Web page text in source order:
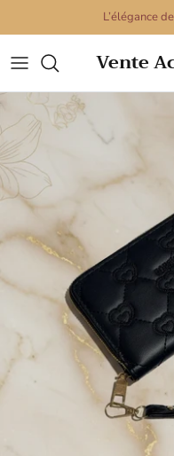
au
contenu
L’élégance
Vente
Sacs à main
Porte clé
Colliers
Bracelets
Barrettes Cheveux
Boucles d'oreilles
Montres pour femmes
Montre pour hommes